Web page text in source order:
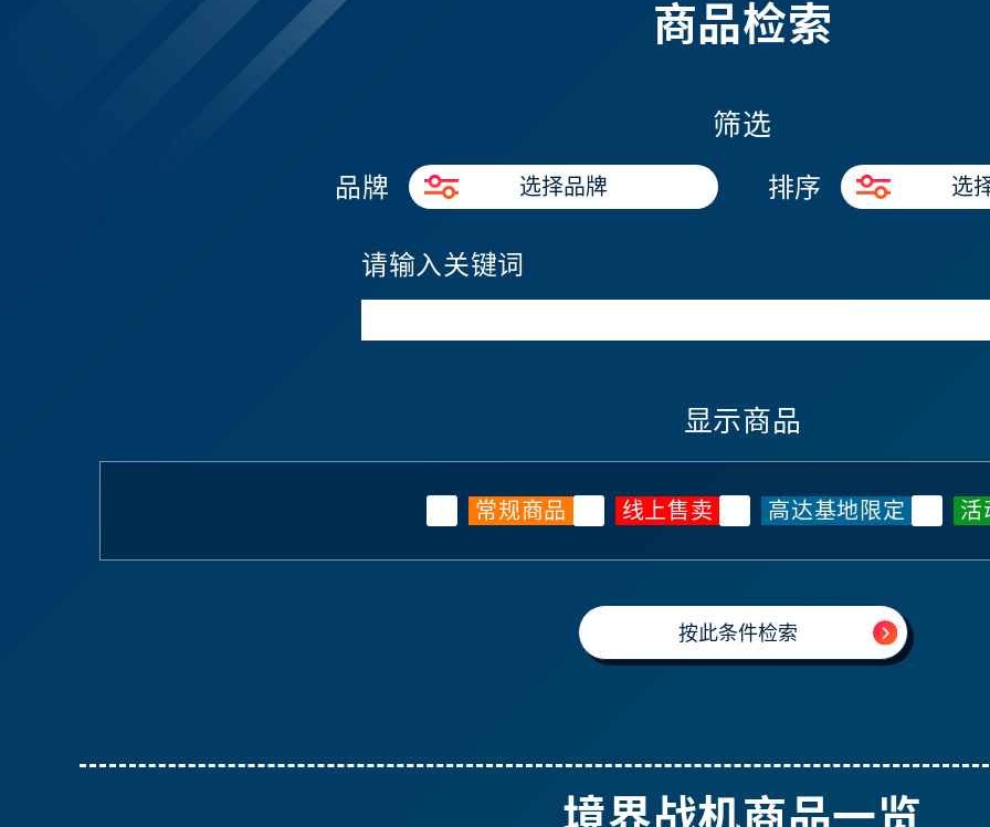
商品检索
筛选
品牌 选择品牌 排序 选
请输入关键词
显示商品
常规商品 线上售卖 高达基地限定 活
境界战机商品一览